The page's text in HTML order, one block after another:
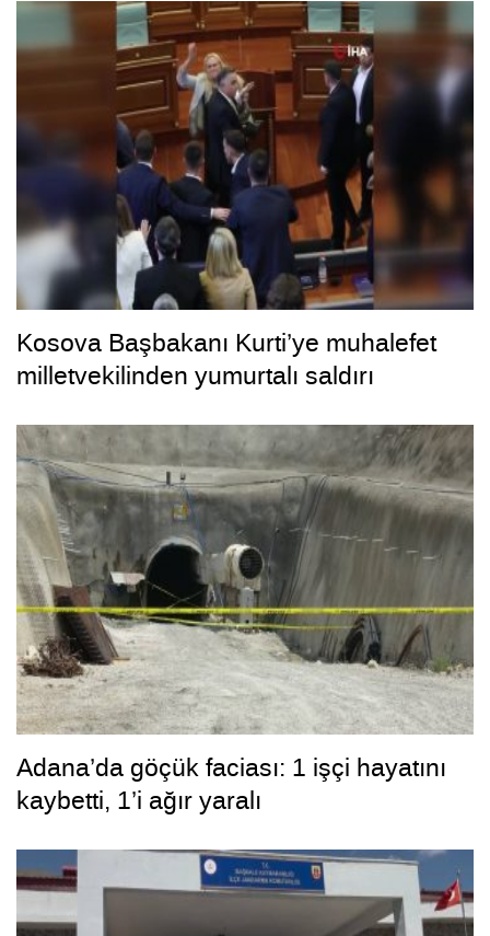
Kosova Başbakanı Kurti’ye muhalefet
milletvekilinden yumurtalı saldırı
Adana’da göçük faciası: 1 işçi hayatını
kaybetti, 1’i ağır yaralı